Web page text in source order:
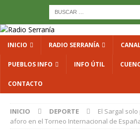
INICIO RADIO SERRANÍA
PUEBLOS INFO INFO ÚTIL
CONTACTO
INICIO DEPORTE
El Sargal
aforo en el Torneo Internacional de